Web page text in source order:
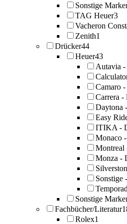
Sonstige
TAG Heuer3
Vacheron
Zenith1
Drücker44
Heuer43
Autavia
Camaro
Carrera -
Daytona
Easy
ITIKA -
Monaco
Montreal
Monza -
Sonstige
Sonstige
Fachbücher/Literatur
Rolex1